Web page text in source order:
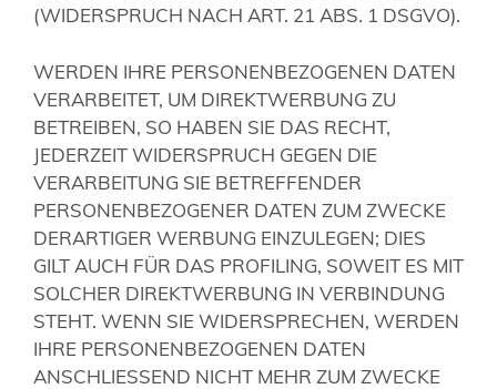
(WIDERSPRUCH NACH ART. 21 ABS. 1 DSGVO).
WERDEN IHRE PERSONENBEZOGENEN DATEN
VERARBEITET, UM DIREKTWERBUNG ZU
BETREIBEN, SO HABEN SIE DAS RECHT,
JEDERZEIT WIDERSPRUCH GEGEN DIE
VERARBEITUNG SIE BETREFFENDER
PERSONENBEZOGENER DATEN ZUM ZWECKE
DERARTIGER WERBUNG EINZULEGEN; DIES
GILT AUCH FÜR DAS PROFILING, SOWEIT ES MIT
SOLCHER DIREKTWERBUNG IN VERBINDUNG
STEHT. WENN SIE WIDERSPRECHEN, WERDEN
IHRE PERSONENBEZOGENEN DATEN
ANSCHLIESSEND NICHT MEHR ZUM ZWECKE